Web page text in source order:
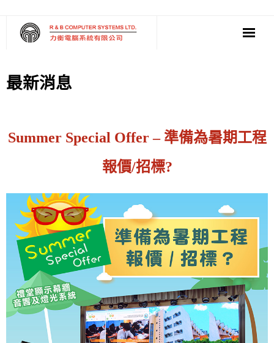
‧ 多媒體影音
最新消息
Summer Special Offer – 準備為暑期工程
報價/招標?